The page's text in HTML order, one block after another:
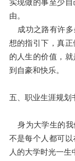
实现做的事至少
由。
成功之路有许多
想的指引下，真
的人生的价值，
到自豪和快乐。
五、职业生涯规划
身为大学生的我
不是每个人都可以
人的大学时光一